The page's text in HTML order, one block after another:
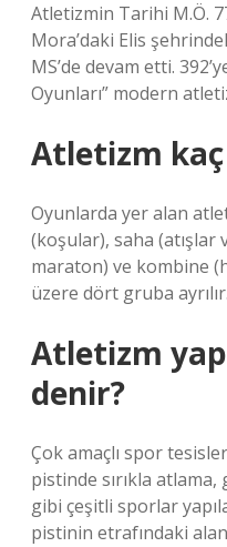
Atletizmin Tarihi M.Ö.
Mora’daki Elis
MS’de devam etti.
Oyunları” modern
Atletizm kaç
Oyunlarda yer alan
(koşular), saha (atışlar
maraton) ve kombine
üzere dört gruba ayrılır.
Atletizm
denir?
Çok amaçlı spor
pistinde sırıkla
gibi çeşitli sporlar
pistinin etrafındaki